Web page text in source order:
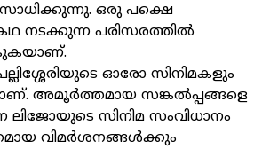
ഒരു പക്ഷെ
നടക്കുന്ന പരിസരത്തിൽ
ഓരോ സിനിമകളും
അമൂർത്തമായ സങ്കൽപ്പങ്ങളെ
ലിജോയുടെ സിനിമ സംവിധാനം
വിമർശനങ്ങൾക്കും